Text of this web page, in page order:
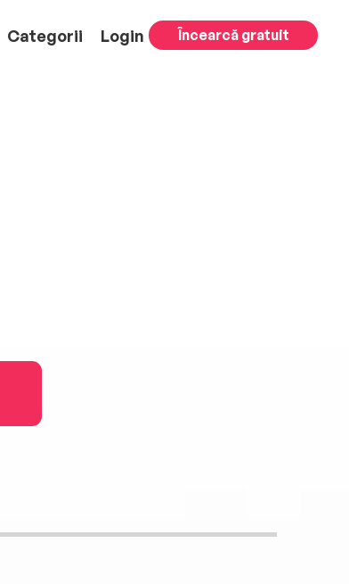
Categorii Login Încearcă gratuit